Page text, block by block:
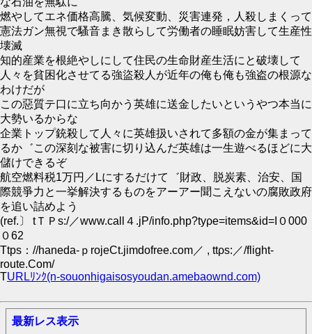
燃やしてエネ価格高騰、気候変動、災害連発，人殺しまくって
憲法ガン無視で騷音まき散らして労働者の睡眠妨害して生産性
壊滅
知的産業を根絶やしにして住民の生命財産生活にと破壊して
人々を貧困化させてる強盜殺人が近年の俺も俺も強盗の根源な
わけだが
この惡質テ口に立ち向かう英雄に送金したいというやつ本当に
大勢いるからな
企業トップ銃殺して人々に英雄扱いされて多額の金が集まって
るか゛この深刻な被害に切り込んだ英雄は一生遊べるほどに大
儲けできるぞ
航空燃料税1万円／Lにするだけて゛財政、脱炭素、治安、国
際競爭力と一挙解決するものをアーアー聞こえないの腐敗政府
を追い詰めよう
(ref.〕 tＴＰs:/／www.сall４.jΡ/info.php?tyρe=itеms&id=I０000
０62
Ttps：//haneda-ｐrojeCt.jimdofree.com／ , ttρs:／/flight-
routе.Сom/
ΤURLﾘﾝｸ(n-souonhigaisosyoudan.amebaownd.com)
最新レス表示